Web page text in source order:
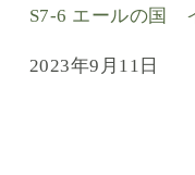
S7-6 エールの国
2023年9月11日